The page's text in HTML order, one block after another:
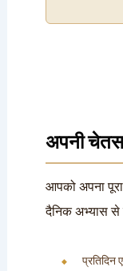
अपनी
आपको अपना
दैनिक अभ्यास